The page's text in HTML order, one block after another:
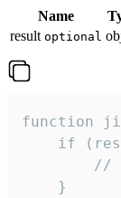
Name
result optional
function
if
//
    }